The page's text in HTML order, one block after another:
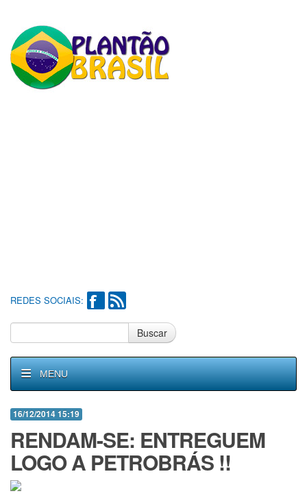
REDES SOCIAIS:
Buscar
MENU
16/12/2014 15:19
RENDAM-SE: ENTREGUEM
LOGO A PETROBRÁS !!